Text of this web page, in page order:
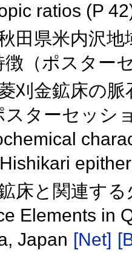
ratios (P
田県米内沢
徴（ポスター
刈金鉱床の
スターセッシ
床と関連す
Elements in
Japan [Net]